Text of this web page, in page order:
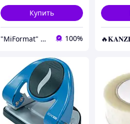
Купить
"MiFormat" – канцелярия для офиса и школы, упаковочные материалы! 100%